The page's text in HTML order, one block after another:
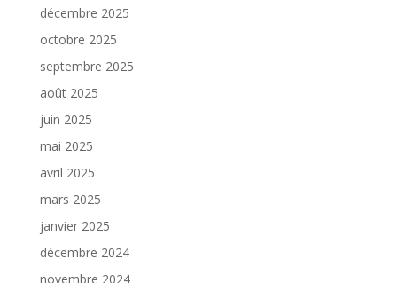
décembre 2025
octobre 2025
septembre 2025
août 2025
juin 2025
mai 2025
avril 2025
mars 2025
janvier 2025
décembre 2024
novembre 2024